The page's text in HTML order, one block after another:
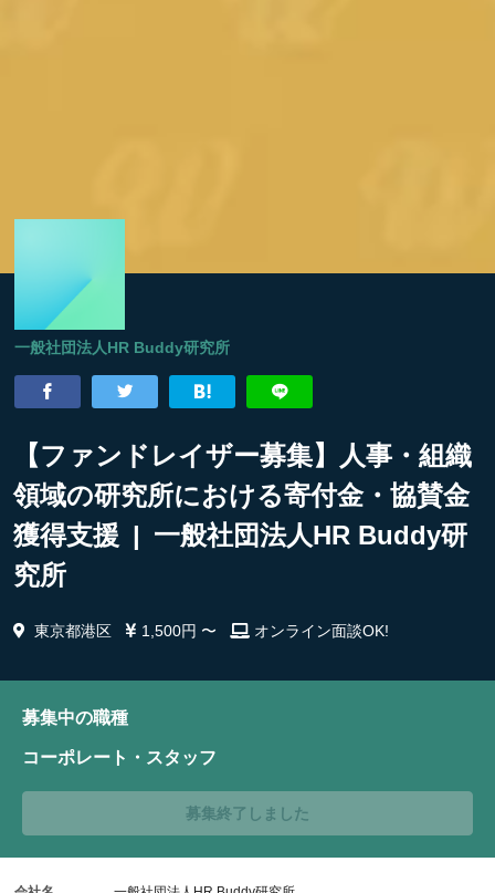
一般社団法人HR Buddy研究所
【ファンドレイザー募集】人事・組織
領域の研究所における寄付金・協賛金
獲得支援 | 一般社団法人HR Buddy研
究所
東京都港区 1,500円 〜 オンライン面談OK!
募集中の職種
コーポレート・スタッフ
募集終了しました